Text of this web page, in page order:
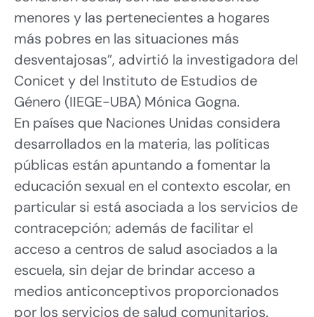
menores y las pertenecientes a hogares
más pobres en las situaciones más
desventajosas”, advirtió la investigadora del
Conicet y del Instituto de Estudios de
Género (IIEGE-UBA) Mónica Gogna.
En países que Naciones Unidas considera
desarrollados en la materia, las políticas
públicas están apuntando a fomentar la
educación sexual en el contexto escolar, en
particular si está asociada a los servicios de
contracepción; además de facilitar el
acceso a centros de salud asociados a la
escuela, sin dejar de brindar acceso a
medios anticonceptivos proporcionados
por los servicios de salud comunitarios.